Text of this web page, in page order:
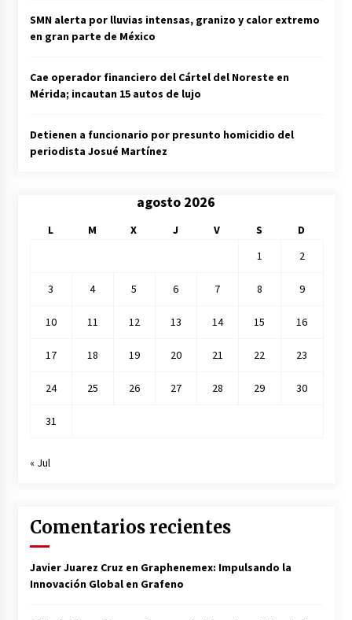
SMN alerta por lluvias intensas, granizo y calor extremo
en gran parte de México
Cae operador financiero del Cártel del Noreste en
Mérida; incautan 15 autos de lujo
Detienen a funcionario por presunto homicidio del
periodista Josué Martínez
agosto 2026
L M X J V S
D
1
2
3 4 5 6 7 8 9
10 11 12 13 14 15 16
17 18 19 20 21 22 23
24 25 26 27 28 29 30
31
« Jul
Comentarios recientes
Javier Juarez Cruz en Graphenemex: Impulsando la
Innovación Global en Grafeno